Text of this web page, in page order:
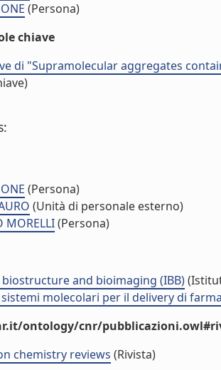
(Persona)
chiave
di "Supramolecular aggregates
(Persona)
(Unità di personale esterno)
MORELLI(Persona)
and bioimaging (IBB)
molecolari per il delivery di
ontology/cnr/
chemistry reviews (Rivista)